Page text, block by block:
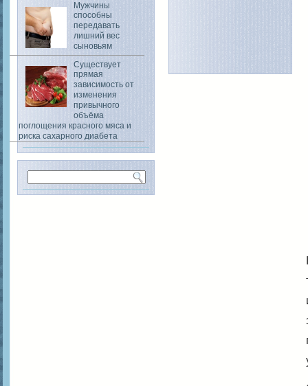
Мужчины
способны
передавать
лишний вес
сыновьям
Существует
прямая
зависимость от
изменения
привычного
объёма
поглощения красного мяса и
риска сахарного диабета